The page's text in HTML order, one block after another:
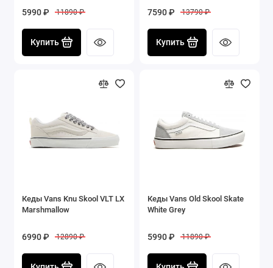
5990 ₽ 11890 ₽
Купить
7590 ₽ 13790 ₽
Купить
Кеды Vans Knu Skool VLT LX
Marshmallow
6990 ₽ 12890 ₽
Кеды Vans Old Skool Skate
White Grey
5990 ₽ 11890 ₽